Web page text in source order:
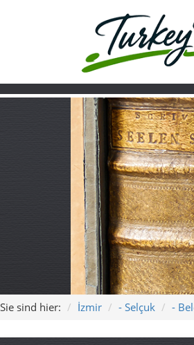
Sie sind hier: İzmir - Selçuk -